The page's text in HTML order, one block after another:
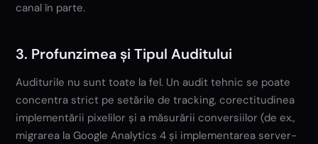
canal în parte.
3. Profunzimea și Tipul Auditului
Auditurile nu sunt toate la fel. Un audit tehnic se poate
concentra strict pe setările de tracking, corectitudinea
implementării pixelilor și a măsurării conversiilor (de ex.,
migrarea la Google Analytics 4 și implementarea server-